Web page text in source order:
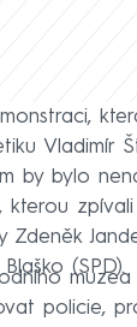
Vladimír
by bylo
kterou
Zdeněk
(SPD).
policie,